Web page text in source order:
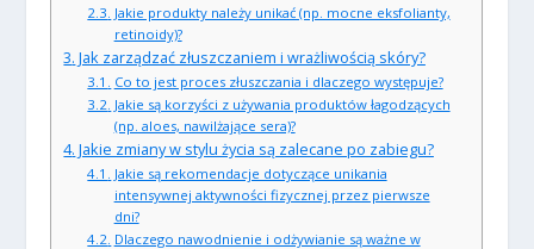
Jakie produkty należy unikać (np. mocne eksfolianty,
retinoidy)?
Jak zarządzać złuszczaniem i wrażliwością skóry?
Co to jest proces złuszczania i dlaczego występuje?
Jakie są korzyści z używania produktów łagodzących
(np. aloes, nawilżające sera)?
Jakie zmiany w stylu życia są zalecane po zabiegu?
Jakie są rekomendacje dotyczące unikania
intensywnej aktywności fizycznej przez pierwsze
dni?
Dlaczego nawodnienie i odżywianie są ważne w